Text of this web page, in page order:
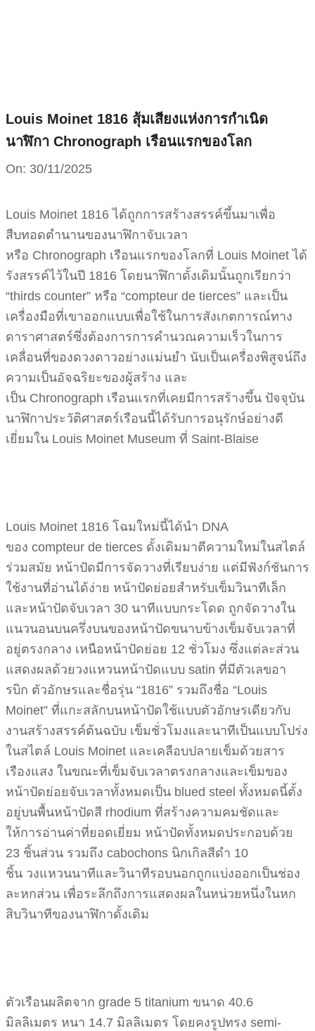
Louis Moinet 1816 สุ้มเสียงแห่งการกำเนิด
นาฬิกา Chronograph เรือนแรกของโลก
On: 30/11/2025
Louis Moinet 1816 ได้ถูกการสร้างสรรค์ขึ้นมาเพื่อ
สืบทอดตำนานของนาฬิกาจับเวลา
หรือ Chronograph เรือนแรกของโลกที่ Louis Moinet ได้
รังสรรค์ไว้ในปี 1816 โดยนาฬิกาดั้งเดิมนั้นถูกเรียกว่า
“thirds counter” หรือ “compteur de tierces” และเป็น
เครื่องมือที่เขาออกแบบเพื่อใช้ในการสังเกตการณ์ทาง
ดาราศาสตร์ซึ่งต้องการการคำนวณความเร็วในการ
เคลื่อนที่ของดวงดาวอย่างแม่นยำ นับเป็นเครื่องพิสูจน์ถึง
ความเป็นอัจฉริยะของผู้สร้าง และ
เป็น Chronograph เรือนแรกที่เคยมีการสร้างขึ้น ปัจจุบัน
นาฬิกาประวัติศาสตร์เรือนนี้ได้รับการอนุรักษ์อย่างดี
เยี่ยมใน Louis Moinet Museum ที่ Saint-Blaise
Louis Moinet 1816 โฉมใหม่นี้ได้นำ DNA
ของ compteur de tierces ดั้งเดิมมาตีความใหม่ในสไตล์
ร่วมสมัย หน้าปัดมีการจัดวางที่เรียบง่าย แต่มีฟังก์ชันการ
ใช้งานที่อ่านได้ง่าย หน้าปัดย่อยสำหรับเข็มวินาทีเล็ก
และหน้าปัดจับเวลา 30 นาทีแบบกระโดด ถูกจัดวางใน
แนวนอนบนครึ่งบนของหน้าปัดขนาบข้างเข็มจับเวลาที่
อยู่ตรงกลาง เหนือหน้าปัดย่อย 12 ชั่วโมง ซึ่งแต่ละส่วน
แสดงผลด้วยวงแหวนหน้าปัดแบบ satin ที่มีตัวเลขอา
รบิก ตัวอักษรและชื่อรุ่น “1816” รวมถึงชื่อ “Louis
Moinet” ที่แกะสลักบนหน้าปัดใช้แบบตัวอักษรเดียวกับ
งานสร้างสรรค์ต้นฉบับ เข็มชั่วโมงและนาทีเป็นแบบโปร่ง
ในสไตล์ Louis Moinet และเคลือบปลายเข็มด้วยสาร
เรืองแสง ในขณะที่เข็มจับเวลาตรงกลางและเข็มของ
หน้าปัดย่อยจับเวลาทั้งหมดเป็น blued steel ทั้งหมดนี้ตั้ง
อยู่บนพื้นหน้าปัดสี rhodium ที่สร้างความคมชัดและ
ให้การอ่านค่าที่ยอดเยี่ยม หน้าปัดทั้งหมดประกอบด้วย
23 ชิ้นส่วน รวมถึง cabochons นิกเกิลสีดำ 10
ชิ้น วงแหวนนาทีและวินาทีรอบนอกถูกแบ่งออกเป็นช่อง
ละหกส่วน เพื่อระลึกถึงการแสดงผลในหน่วยหนึ่งในหก
สิบวินาทีของนาฬิกาดั้งเดิม
ตัวเรือนผลิตจาก grade 5 titanium ขนาด 40.6
มิลลิเมตร หนา 14.7 มิลลิเมตร โดยคงรูปทรง semi-